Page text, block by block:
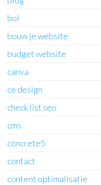
bol
bouw je website
budget website
canva
ce design
check list seo
cms
concrete5
contact
content optimalisatie